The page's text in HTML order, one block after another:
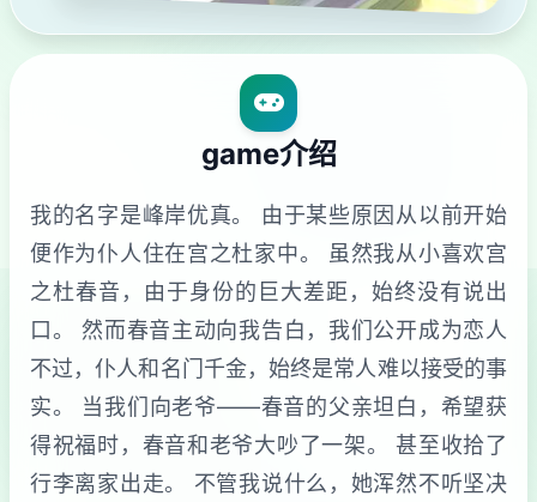
game介绍
我的名字是峰岸优真。 由于某些原因从以前开始
便作为仆人住在宫之杜家中。 虽然我从小喜欢宫
之杜春音，由于身份的巨大差距，始终没有说出
口。 然而春音主动向我告白，我们公开成为恋人
不过，仆人和名门千金，始终是常人难以接受的事
实。 当我们向老爷——春音的父亲坦白，希望获
得祝福时，春音和老爷大吵了一架。 甚至收拾了
行李离家出走。 不管我说什么，她浑然不听坚决